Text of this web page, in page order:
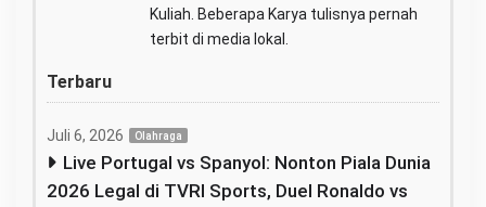
Kuliah. Beberapa Karya tulisnya pernah
terbit di media lokal.
Terbaru
Juli 6, 2026 Olahraga
Live Portugal vs Spanyol: Nonton Piala Dunia
2026 Legal di TVRI Sports, Duel Ronaldo vs